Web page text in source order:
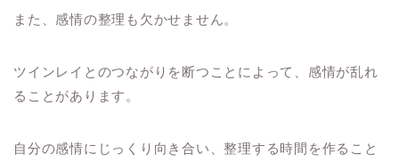
また、感情の整理も欠かせません。
ツインレイとのつながりを断つことによって、感情が乱れ
ることがあります。
自分の感情にじっくり向き合い、整理する時間を作ること